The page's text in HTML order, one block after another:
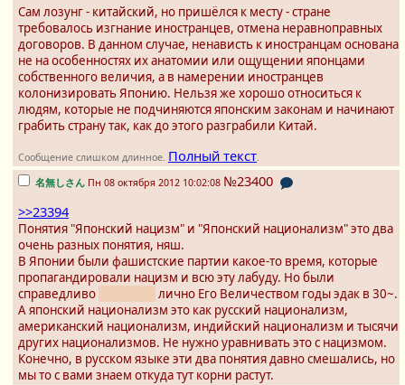
Сам лозунг - китайский, но пришёлся к месту - стране
требовалось изгнание иностранцев, отмена неравноправных
договоров. В данном случае, ненависть к иностранцам основана
не на особенностях их анатомии или ощущении японцами
собственного величия, а в намерении иностранцев
колонизировать Японию. Нельзя же хорошо относиться к
людям, которые не подчиняются японским законам и начинают
грабить страну так, как до этого разграбили Китай.
Сообщение слишком длинное. Полный текст
名無しさん Пн 08 октября 2012 10:02:08 №23400
>>23394
Понятия "Японский нацизм" и "Японский национализм" это два
очень разных понятия, няш.
В Японии были фашистские партии какое-то время, которые
пропагандировали нацизм и всю эту лабуду. Но были
справедливо
лично Его Величеством годы эдак в 30~.
А японский национализм это как русский национализм,
американский национализм, индийский национализм и тысячи
других национализмов. Не нужно уравнивать это с нацизмом.
Конечно, в русском языке эти два понятия давно смешались, но
мы то с вами знаем откуда тут корни растут.